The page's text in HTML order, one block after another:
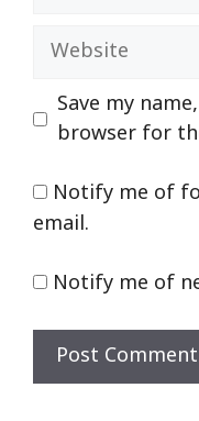
Website
Save my
browser for
Notify me of
email.
Notify me of